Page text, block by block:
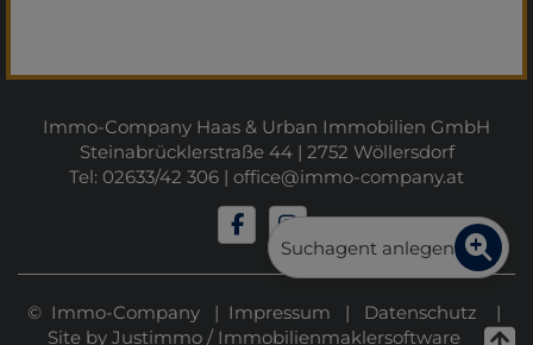
Immo-Company Haas & Urban Immobilien GmbH
Steinabrücklerstraße 44 | 2752 Wöllersdorf
Tel: 02633/42 306 | office@immo-company.at
© Immo-Company | Impressum | Datenschutz |
Site by Justimmo/ Immobilienmaklersoftware
Suchagent anlegen